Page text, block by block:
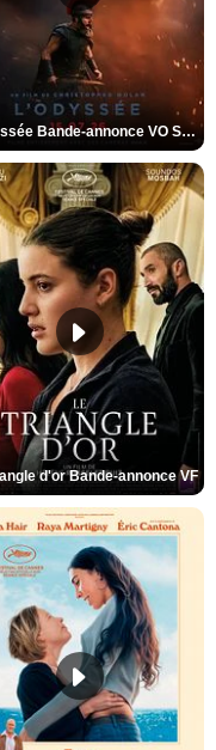
L'Odyssée Bande-annonce VO STFR
d'or Bande-annonce VF